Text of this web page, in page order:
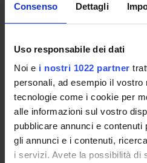
Consenso Dettagli
Uso responsabile dei dati
Noi e i nostri 1022 partner
personali, ad esempio il vostro
tecnologie come i cookie per
alle informazioni sul vostro
pubblicare annunci e
gli annunci e i contenuti,
i servizi. Avete la possibilità di
PARTECIPANTI AL
Professore emerito
Giacomo Zoppini
Cultore della materia
SEZIONI
Endocrinologia, Diabetologia